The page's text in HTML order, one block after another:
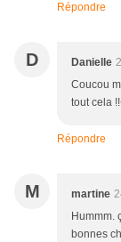
Répondre
D Danielle
Coucou
tout cela
Répondre
M martine
Hummm.
bonnes